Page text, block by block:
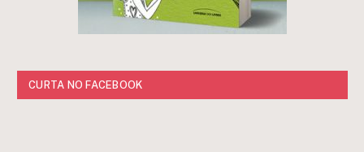
CURTA NO FACEBOOK